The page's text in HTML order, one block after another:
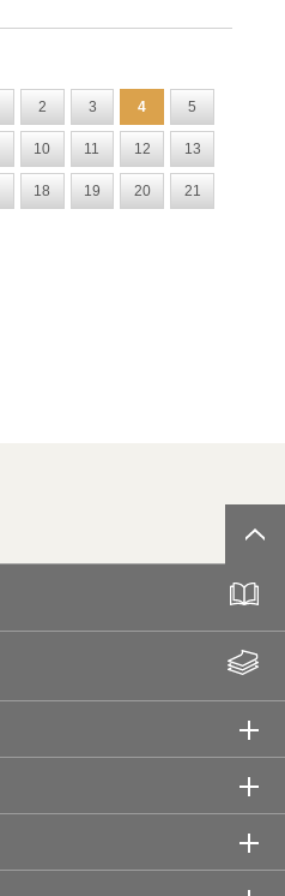
2 3 4 5
10 11 12 13
18 19 20 21